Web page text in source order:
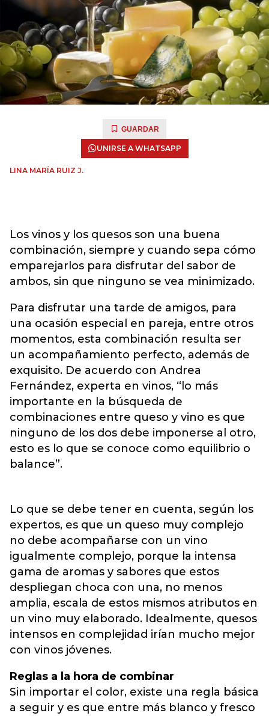
GUARDAR
UNIRSE A WHATSAPP
LINA MARÍA RUIZ J.
Los vinos y los quesos son una buena
combinación, siempre y cuando sepa cómo
emparejarlos para disfrutar del sabor de
ambos, sin que ninguno se vea minimizado.
Para disfrutar una tarde de amigos, para
una ocasión especial en pareja, entre otros
momentos, esta combinación resulta ser
un acompañamiento perfecto, además de
exquisito. De acuerdo con Andrea
Fernández, experta en vinos, “lo más
importante en la búsqueda de
combinaciones entre queso y vino es que
ninguno de los dos debe imponerse al otro,
esto es lo que se conoce como equilibrio o
balance”.
Lo que se debe tener en cuenta, según los
expertos, es que un queso muy complejo
no debe acompañarse con un vino
igualmente complejo, porque la intensa
gama de aromas y sabores que estos
despliegan choca con una, no menos
amplia, escala de estos mismos atributos en
un vino muy elaborado. Idealmente, quesos
intensos en complejidad irían mucho mejor
con vinos jóvenes.
Reglas a la hora de combinar
Sin importar el color, existe una regla básica
a seguir y es que entre más blanco y fresco